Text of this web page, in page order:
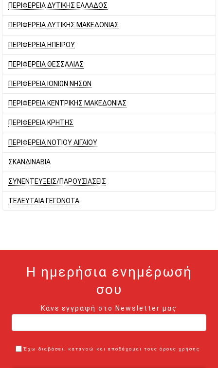
ΠΕΡΙΦΕΡΕΙΑ ΔΥΤΙΚΗΣ ΕΛΛΑΔΟΣ
ΠΕΡΙΦΕΡΕΙΑ ΔΥΤΙΚΗΣ ΜΑΚΕΔΟΝΙΑΣ
ΠΕΡΙΦΕΡΕΙΑ ΗΠΕΙΡΟΥ
ΠΕΡΙΦΕΡΕΙΑ ΘΕΣΣΑΛΙΑΣ
ΠΕΡΙΦΕΡΕΙΑ ΙΟΝΙΩΝ ΝΗΣΩΝ
ΠΕΡΙΦΕΡΕΙΑ ΚΕΝΤΡΙΚΗΣ ΜΑΚΕΔΟΝΙΑΣ
ΠΕΡΙΦΕΡΕΙΑ ΚΡΗΤΗΣ
ΠΕΡΙΦΕΡΕΙΑ ΝΟΤΙΟΥ ΑΙΓΑΙΟΥ
ΣΚΑΝΔΙΝΑΒΙΑ
ΣΥΝΕΝΤΕΥΞΕΙΣ/ΠΑΡΟΥΣΙΑΣΕΙΣ
ΤΕΛΕΥΤΑΙΑ ΓΕΓΟΝΟΤΑ
Η ημερήσια ενημέρωσή
σου
Κάνε εγγραφή στο Newsletter μας
Έχω διαβάσει, κατανοώ και αποδέχομαι τους όρους χρήσης